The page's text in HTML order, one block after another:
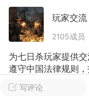
模组的发布行为：1. *...
汉
大人
Lv.8
写评论
玩家交流
2105成员
为七日杀玩家提供
遵守中国法律规则，